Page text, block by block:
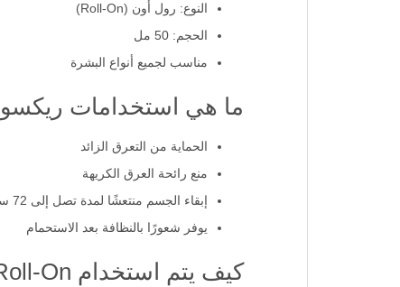
النوع: رول أون (Roll-On)
الحجم: 50 مل
مناسب لجميع أنواع البشرة
ما هي استخدامات
الحماية من التعرق الزائد
منع رائحة العرق الكريهة
إبقاء الجسم منتعشًا لمدة تصل إلى 72 ساعة
يوفر شعورًا بالنظافة بعد الاستحمام
كيف يتم استخدام Rexona Shower Fresh Roll-On؟